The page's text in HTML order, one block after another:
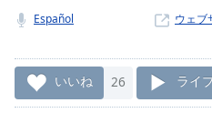
behind
Time-
Español ウェブ
いいね 26 ライ